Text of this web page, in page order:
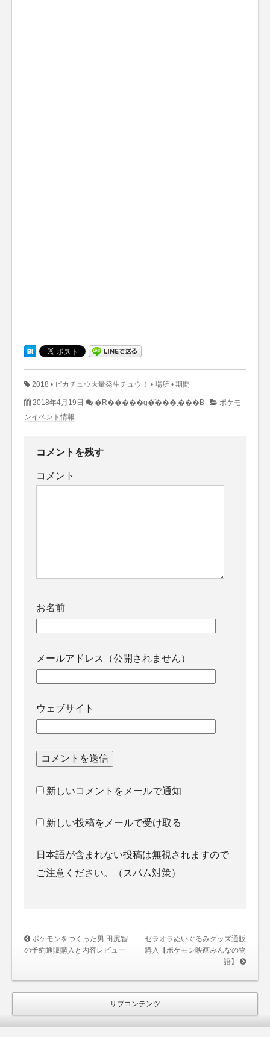
2018 • ピカチュウ大量発生チュウ！ • 場所 • 期間
2018年4月19日 �R�����g�͂���܂���B
ポケモ
ンイベント情報
コメントを残す
コメント
お名前
メールアドレス（公開されません）
ウェブサイト
新しいコメントをメールで通知
新しい投稿をメールで受け取る
日本語が含まれない投稿は無視されますので
ご注意ください。（スパム対策）
ポケモンをつくった男 田尻智
の予約通販購入と内容レビュー
ゼラオラぬいぐるみグッズ通販
購入【ポケモン映画みんなの物
語】
サブコンテンツ